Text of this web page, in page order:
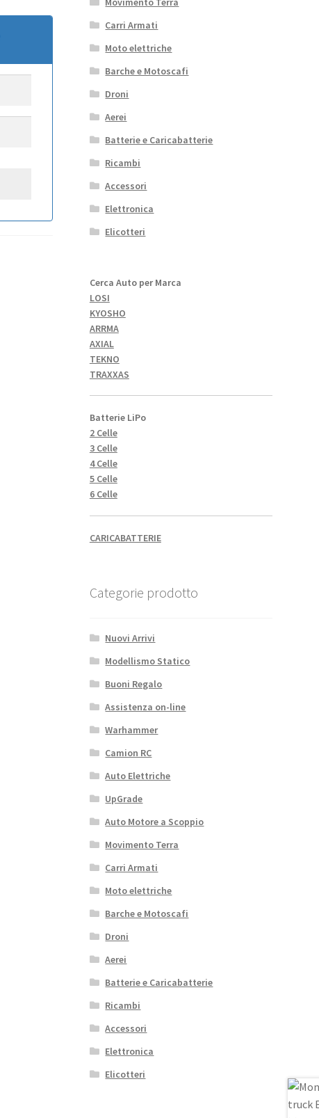
Carri Armati
Moto elettriche
Barche e Motoscafi
Droni
Aerei
Batterie e Caricabatterie
Ricambi
Accessori
Elettronica
Elicotteri
Cerca Auto per Marca
LOSI
KYOSHO
ARRMA
AXIAL
TEKNO
TRAXXAS
Batterie LiPo
2 Celle
3 Celle
4 Celle
5 Celle
6 Celle
CARICABATTERIE
Categorie prodotto
Nuovi Arrivi
Modellismo Statico
Buoni Regalo
Assistenza on-line
Warhammer
Camion RC
Auto Elettriche
UpGrade
Auto Motore a Scoppio
Movimento Terra
Carri Armati
Moto elettriche
Barche e Motoscafi
Droni
Aerei
Batterie e Caricabatterie
Ricambi
Accessori
Elettronica
Elicotteri